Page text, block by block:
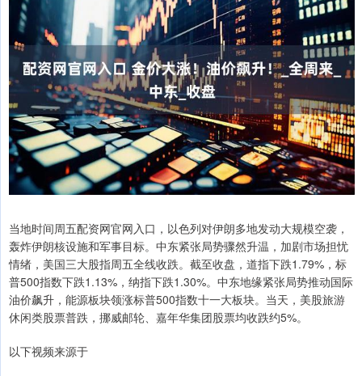
当地时间周五配资网官网入口，以色列对伊朗多地发动大规模空袭，
轰炸伊朗核设施和军事目标。中东紧张局势骤然升温，加剧市场担忧
情绪，美国三大股指周五全线收跌。截至收盘，道指下跌1.79%，标
普500指数下跌1.13%，纳指下跌1.30%。中东地缘紧张局势推动国际
油价飙升，能源板块领涨标普500指数十一大板块。当天，美股旅游
休闲类股票普跌，挪威邮轮、嘉年华集团股票均收跌约5%。
以下视频来源于